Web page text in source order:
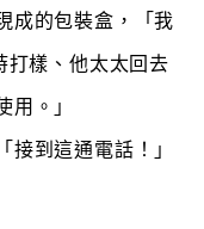
成的包裝盒，「我
打樣、他太太回去
用。」
接到這通電話！」